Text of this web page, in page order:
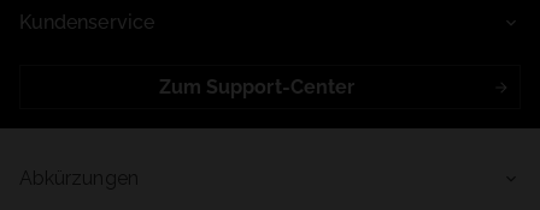
Kundenservice
Zum Support-Center